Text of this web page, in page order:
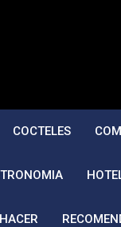
COCTELES